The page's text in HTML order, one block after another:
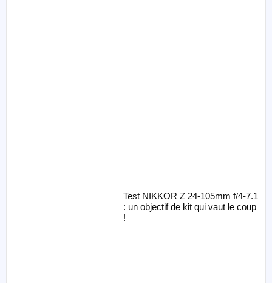
Test NIKKOR Z 24-105mm f/4-7.1
: un objectif de kit qui vaut le coup
!